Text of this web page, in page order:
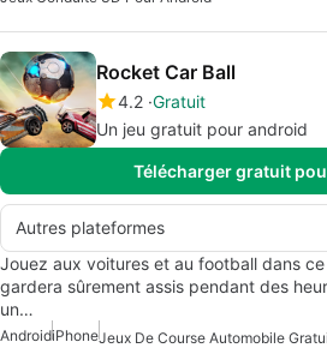
Rocket Car Ball
4.2 Gratuit
Un jeu gratuit pour android
Télécharger gratuit
Autres plateformes
Jouez aux voitures et au football dans
gardera sûrement assis pendant des
un…
AndroidiPhoneJeux De Course Automobile